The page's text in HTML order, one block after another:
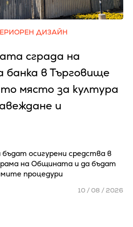
ДИЗАЙН
сграда на
банка в Търговище
място за култура
и
осигурени средства в
на Общината и да бъдат
процедури
10 / 08 / 2026